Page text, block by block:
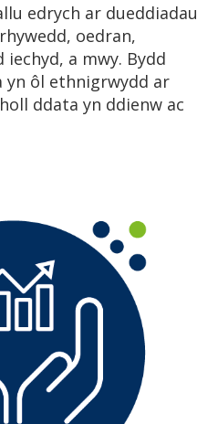
edrych ar dueddiadau
oedran,
a mwy. Bydd
yn ôl ethnigrwydd ar
ddata yn ddienw ac